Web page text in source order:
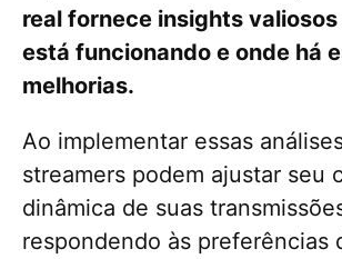
real fornece insights
está funcionando e onde há
melhorias.
Ao implementar essas
streamers podem ajustar seu
dinâmica de suas
respondendo às preferências